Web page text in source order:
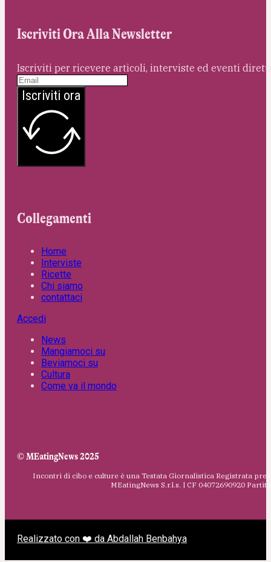
Iscriviti Ora Alla Newsletter
Iscriviti per ricevere articoli, interviste ed eventi
Iscriviti ora
Collegamenti
Home
Interviste
Ricette
Chi siamo
contattaci
Accedi
News
Mangiamoci su
Beviamoci su
Cultura
Come va il mondo
© MEatingNews 2025
Incontri di cibo e culture è una Testata Giornalistica Registrata
MEatingNews S.r.l.s. | CF 04072690920
Realizzato con ❤️ da Abdallah Benbahya